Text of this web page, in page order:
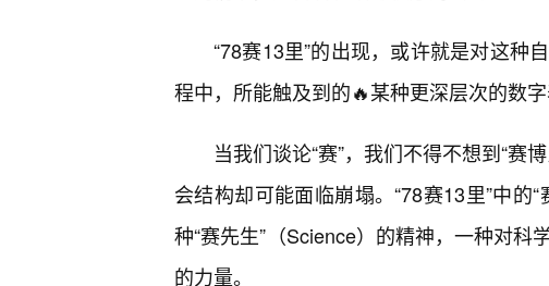
“78赛13里”的出现，或许就是对这种
程中，所能触及到的🔥某种更深层次的数字
当我们谈论“赛”，我们不得不想到“赛
会结构却可能面临崩塌。“78赛13里”中的
种“赛先生”（Science）的精神，一种对
的力量。